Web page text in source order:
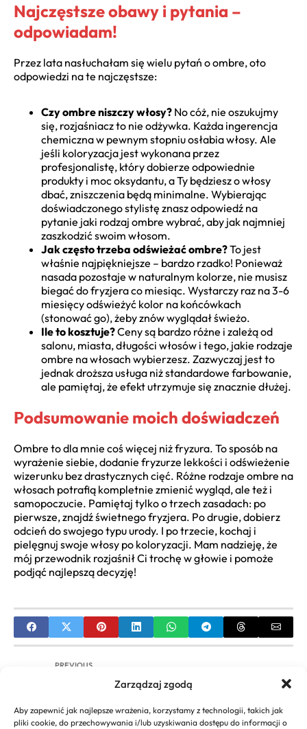
Zarządzaj zgodą
Aby zapewnić jak najlepsze wrażenia, korzystamy z technologii, takich jak
pliki cookie, do przechowywania i/lub uzyskiwania dostępu do informacji o
Najczęstsze obawy i pytania –
odpowiadam!
Przez lata nasłuchałam się wielu pytań o ombre, oto
odpowiedzi na te najczęstsze:
Czy ombre niszczy włosy? No cóż, nie oszukujmy
się, rozjaśniacz to nie odżywka. Każda ingerencja
chemiczna w pewnym stopniu osłabia włosy. Ale
jeśli koloryzacja jest wykonana przez
profesjonalistę, który dobierze odpowiednie
produkty i moc oksydantu, a Ty będziesz o włosy
dbać, zniszczenia będą minimalne. Wybierając
doświadczonego stylistę znasz odpowiedź na
pytanie jaki rodzaj ombre wybrać, aby jak najmniej
zaszkodzić swoim włosom.
Jak często trzeba odświeżać ombre?To jest
właśnie najpiękniejsze – bardzo rzadko! Ponieważ
nasada pozostaje w naturalnym kolorze, nie musisz
biegać do fryzjera co miesiąc. Wystarczy raz na 3-6
miesięcy odświeżyć kolor na końcówkach
(stonować go), żeby znów wyglądał świeżo.
Ile to kosztuje?Ceny są bardzo różne i zależą od
salonu, miasta, długości włosów i tego, jakie rodzaje
ombre na włosach wybierzesz. Zazwyczaj jest to
jednak droższa usługa niż standardowe farbowanie,
ale pamiętaj, że efekt utrzymuje się znacznie dłużej.
Podsumowanie moich doświadczeń
Ombre to dla mnie coś więcej niż fryzura. To sposób na
wyrażenie siebie, dodanie fryzurze lekkości i odświeżenie
wizerunku bez drastycznych cięć. Różne rodzaje ombre na
włosach potrafią kompletnie zmienić wygląd, ale też i
samopoczucie. Pamiętaj tylko o trzech zasadach: po
pierwsze, znajdź świetnego fryzjera. Po drugie, dobierz
odcień do swojego typu urody. I po trzecie, kochaj i
pielęgnuj swoje włosy po koloryzacji. Mam nadzieję, że
mój przewodnik rozjaśnił Ci trochę w głowie i pomoże
podjąć najlepszą decyzję!
PREVIOUS
Ombre Brąz Blond: Kompletny Przewodnik po